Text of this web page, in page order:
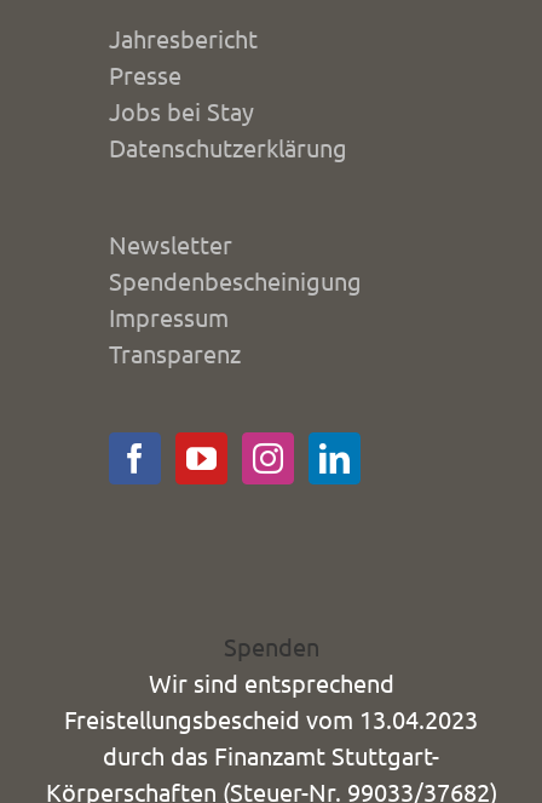
Jahresbericht
Presse
Jobs bei Stay
Datenschutzerklärung
Newsletter
Spendenbescheinigung
Impressum
Transparenz
Spenden
Wir sind entsprechend
Freistellungsbescheid vom 13.04.2023
durch das Finanzamt Stuttgart-
Körperschaften (Steuer-Nr. 99033/37682)